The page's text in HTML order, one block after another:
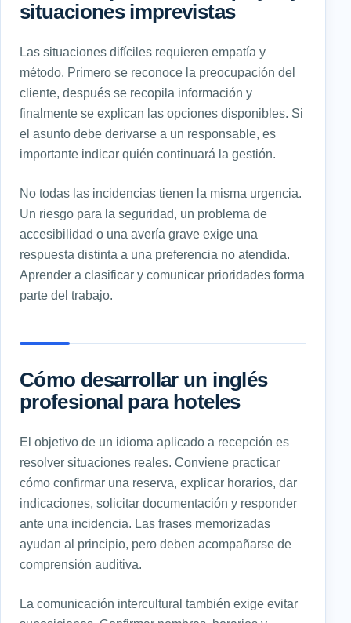
situaciones imprevistas
Las situaciones difíciles requieren empatía y
método. Primero se reconoce la preocupación del
cliente, después se recopila información y
finalmente se explican las opciones disponibles. Si
el asunto debe derivarse a un responsable, es
importante indicar quién continuará la gestión.
No todas las incidencias tienen la misma urgencia.
Un riesgo para la seguridad, un problema de
accesibilidad o una avería grave exige una
respuesta distinta a una preferencia no atendida.
Aprender a clasificar y comunicar prioridades forma
parte del trabajo.
Cómo desarrollar un inglés
profesional para hoteles
El objetivo de un idioma aplicado a recepción es
resolver situaciones reales. Conviene practicar
cómo confirmar una reserva, explicar horarios, dar
indicaciones, solicitar documentación y responder
ante una incidencia. Las frases memorizadas
ayudan al principio, pero deben acompañarse de
comprensión auditiva.
La comunicación intercultural también exige evitar